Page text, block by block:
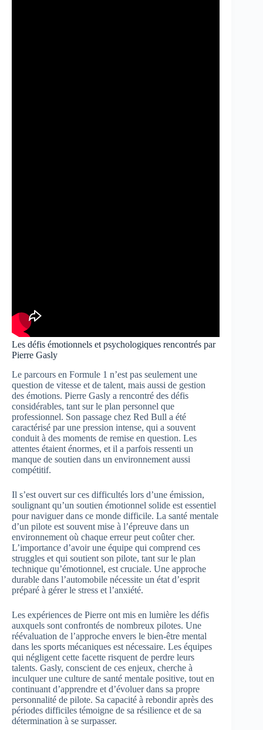
Les défis émotionnels et psychologiques rencontrés par
Pierre Gasly
Le parcours en Formule 1 n’est pas seulement une
question de vitesse et de talent, mais aussi de gestion
des émotions. Pierre Gasly a rencontré des défis
considérables, tant sur le plan personnel que
professionnel. Son passage chez Red Bull a été
caractérisé par une pression intense, qui a souvent
conduit à des moments de remise en question. Les
attentes étaient énormes, et il a parfois ressenti un
manque de soutien dans un environnement aussi
compétitif.
Il s’est ouvert sur ces difficultés lors d’une émission,
soulignant qu’un soutien émotionnel solide est essentiel
pour naviguer dans ce monde difficile. La santé mentale
d’un pilote est souvent mise à l’épreuve dans un
environnement où chaque erreur peut coûter cher.
L’importance d’avoir une équipe qui comprend ces
struggles et qui soutient son pilote, tant sur le plan
technique qu’émotionnel, est cruciale. Une approche
durable dans l’automobile nécessite un état d’esprit
préparé à gérer le stress et l’anxiété.
Les expériences de Pierre ont mis en lumière les défis
auxquels sont confrontés de nombreux pilotes. Une
réévaluation de l’approche envers le bien-être mental
dans les sports mécaniques est nécessaire. Les équipes
qui négligent cette facette risquent de perdre leurs
talents. Gasly, conscient de ces enjeux, cherche à
inculquer une culture de santé mentale positive, tout en
continuant d’apprendre et d’évoluer dans sa propre
personnalité de pilote. Sa capacité à rebondir après des
périodes difficiles témoigne de sa résilience et de sa
détermination à se surpasser.